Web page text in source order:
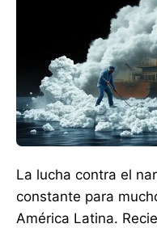
La lucha contra el
constante para
América Latina.